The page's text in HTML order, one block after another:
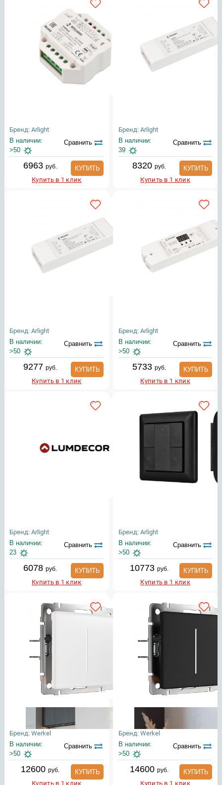
Бренд: Arlight
В наличии:
>50
Сравнить
6963руб.
КУПИТЬ
Купить в 1 клик
Бренд: Arlight
В наличии:
39
Сравнить
8320 руб.
КУПИТЬ
Купить в 1 клик
Бренд: Arlight
В наличии:
>50
Сравнить
9277руб.
КУПИТЬ
Купить в 1 клик
Бренд: Arlight
В наличии:
>50
Сравнить
5733 руб.
КУПИТЬ
Купить в 1 клик
Бренд: Arlight
В наличии:
23
Сравнить
6078руб.
КУПИТЬ
Купить в 1 клик
Бренд: Arlight
В наличии:
>50
Сравнить
10773 руб.
КУПИТЬ
Купить в 1 клик
Бренд: Werkel
В наличии:
>50
Сравнить
12600руб.
КУПИТЬ
Купить в 1 клик
Бренд: Werkel
В наличии:
>50
Сравнить
14600 руб.
КУПИТЬ
Купить в 1 клик